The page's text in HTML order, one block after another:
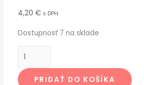
4,20 € s DPH
Dostupnosť 7 na sklade
PRIDAŤ DO KOŠÍKA